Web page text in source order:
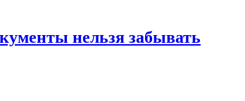
нельзя забывать